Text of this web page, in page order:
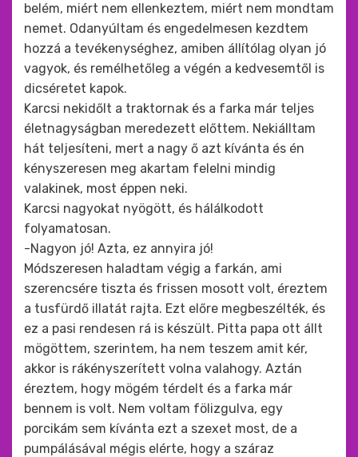
belém, miért nem ellenkeztem, miért nem mondtam
nemet. Odanyúltam és engedelmesen kezdtem
hozzá a tevékenységhez, amiben állítólag olyan jó
vagyok, és remélhetőleg a végén a kedvesemtől is
dicséretet kapok.
Karcsi nekidőlt a traktornak és a farka már teljes
életnagyságban meredezett előttem. Nekiálltam
hát teljesíteni, mert a nagy ő azt kívánta és én
kényszeresen meg akartam felelni mindig
valakinek, most éppen neki.
Karcsi nagyokat nyögött, és hálálkodott
folyamatosan.
-Nagyon jó! Azta, ez annyira jó!
Módszeresen haladtam végig a farkán, ami
szerencsére tiszta és frissen mosott volt, éreztem
a tusfürdő illatát rajta. Ezt előre megbeszélték, és
ez a pasi rendesen rá is készült. Pitta papa ott állt
mögöttem, szerintem, ha nem teszem amit kér,
akkor is rákényszerített volna valahogy. Aztán
éreztem, hogy mögém térdelt és a farka már
bennem is volt. Nem voltam fölizgulva, egy
porcikám sem kívánta ezt a szexet most, de a
pumpálásával mégis elérte, hogy a száraz